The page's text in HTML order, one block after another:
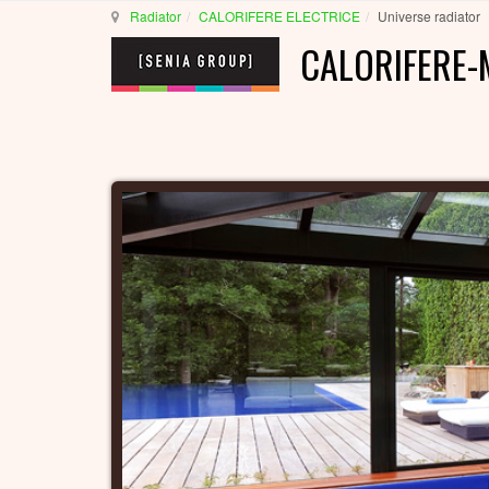
Radiator CALORIFERE ELECTRICE Universe radiator